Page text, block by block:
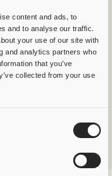
content and ads, to
and to analyse our traffic.
your use of our site with
and analytics partners who
that you’ve
collected from your use
μορφές.
η αρχή.
γύρω από τη
δεν περιορίζονται
Νέοι τρόποι έκφρασης.
ο ίδιος ο